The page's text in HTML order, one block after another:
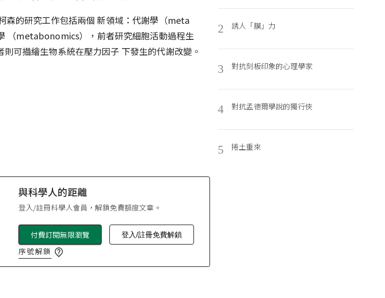
森的研究工作包括兩個 新領域：代謝學（meta
（metabonomics），前者研究細胞活動過程生
可描繪生物系統在壓力因子 下發生的代謝改變。
2 誘人「膜」力
3 對抗刻板印象的心理學家
4 對抗孟德爾學說的獨行俠
5 捲土重來
與科學人的距離
登入/註冊科學人會員，解鎖免費額度文章。
付費訂閱無限瀏覽 登入/註冊免費解鎖
序號解鎖